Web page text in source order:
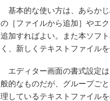
基本的な使い方は、あらか
の［ファイルから追加］やエ
追加すればよい。また本ソフ
く、新しくテキストファイル
エディター画面の書式設定
般的なものだが、グループご
理しているテキストファイル